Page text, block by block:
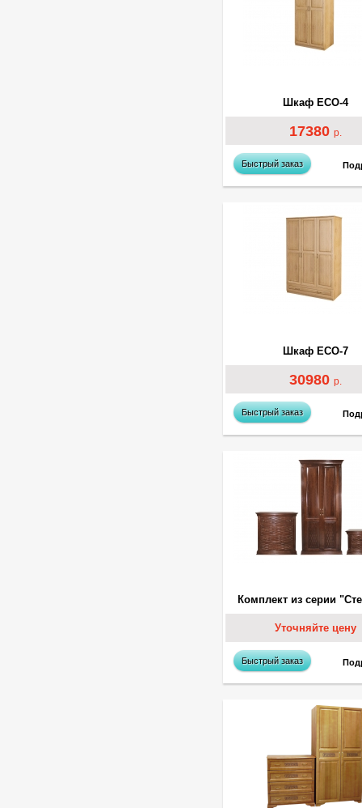
17380р.
Шкаф ECO-4
Быстрый заказ
30980р.
Шкаф ECO-7
Быстрый заказ
Уточняйте цену
Комплект из серии
Быстрый заказ